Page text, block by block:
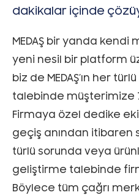
dakikalar içinde
MEDAŞ bir yanda
yeni nesil bir platform
biz de MEDAŞ’ın her
talebinde müşterimize
Firmaya özel dedike
geçiş anından itibaren
türlü sorunda veya
geliştirme talebinde
Böylece tüm çağrı